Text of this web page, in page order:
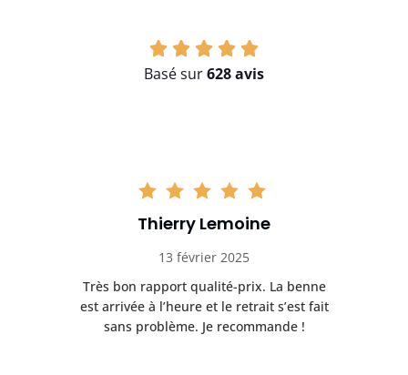
Basé sur628 avis
Thierry Lemoine
13 février 2025
Très bon rapport qualité-prix. La benne
est arrivée à l’heure et le retrait s’est fait
sans problème. Je recommande !